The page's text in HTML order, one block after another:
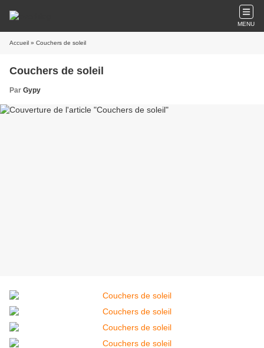
MENU
Accueil » Couchers de soleil
Couchers de soleil
Par Gypy